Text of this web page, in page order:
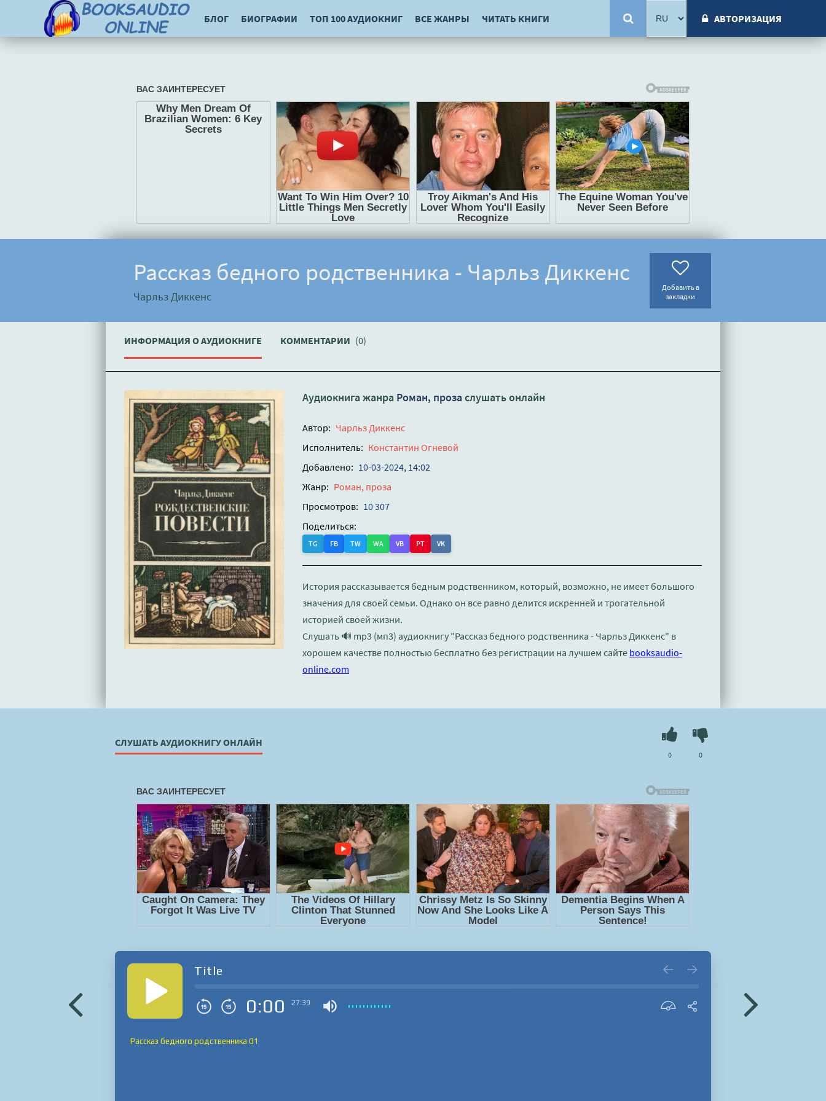
БЛОГ БИОГРАФИИ ТОП 100 АУДИОКНИГ ВСЕ ЖАНРЫ ЧИТАТЬ КНИГИ АВТОРИЗАЦИЯ
Рассказ бедного родственника - Чарльз Диккенс
Чарльз Диккенс
Добавить в
закладки
ИНФОРМАЦИЯ О АУДИОКНИГЕ КОММЕНТАРИИ (0)
Аудиокнига жанра Роман, прозаслушать онлайн
Автор: Чарльз Диккенс
Исполнитель: Константин Огневой
Добавлено: 10-03-2024, 14:02
Жанр: Роман, проза
Просмотров: 10 307
Поделиться:
TG FB TW WA VB PT VK
История рассказывается бедным родственником, который, возможно, не имеет большого
значения для своей семьи. Однако он все равно делится искренней и трогательной
историей своей жизни.
Слушать 🔊 mp3 (мп3) аудиокнигу "Рассказ бедного родственника - Чарльз Диккенс" в
хорошем качестве полностью бесплатно без регистрации на лучшем сайте booksaudio-
online.com
СЛУШАТЬ АУДИОКНИГУ ОНЛАЙН
0 0
Title
0:00 27:39
Рассказ бедного родственника 01